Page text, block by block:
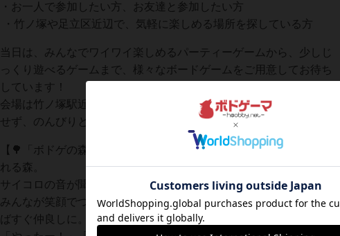
・お一人で参加したい方、お友達と参加したい方
・竹ノ塚や足立区近辺で、気軽に楽しめる場所を探している方
当日は、みんなでワイワイ楽しめるパーティーゲームから、少しじ
っくり遊べるゲームまで、様々なボードゲームをご用意してお待ち
しています！
会場は竹ノ塚駅近くの居酒屋さんを貸し切りますので、周りを気に
せず、のんびりとボードゲーム三昧の一日を過ごしましょう😊
【🌳「ボドゲの森」とは…🌳】 そこは、ボードゲームの魔法があふ
れる森。
サイコロの音が聞こえたら、もう冒険の始まり！
みんなが笑顔でつながれる場所。初めてでも大丈夫、ゲームがあれ
ばすぐ仲良しに。